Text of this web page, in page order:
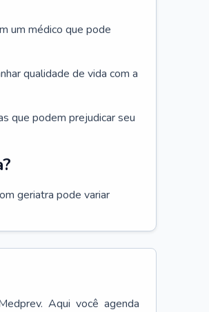
um médico que pode
qualidade de vida com a
que podem prejudicar seu
geriatra pode variar
Aqui você agenda